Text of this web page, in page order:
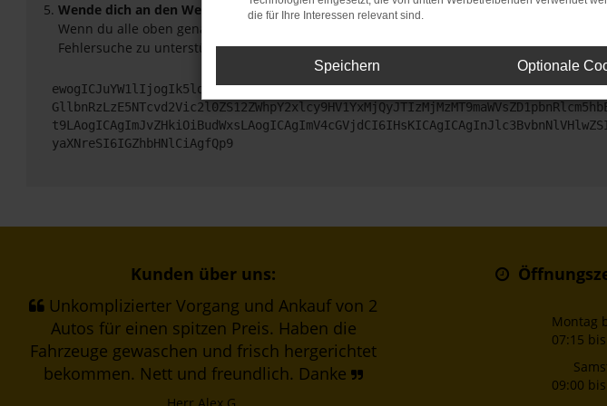
Wende dich an den Webseitenbetreiber.
Wenn du alle oben genannten Schritte versucht hast, kontaktiere uns bitte. Wir werden
Fehlersuche zu unterstützen:
yaXNreSI6IGZhbHNlCiAgfQp9
Kunden über uns:
Unkomplizierter Vorgang und Ankauf von 2
Autos für einen spitzen Preis. Haben die
Fahrzeuge gewaschen und frisch hergerichtet
bekommen. Nett und freundlich. Danke
Montag
07:15
09:00
die für Ihre Interessen relevant sind.
Speichern Optionale